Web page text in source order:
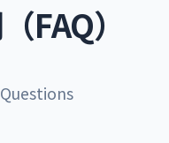
FAQ）